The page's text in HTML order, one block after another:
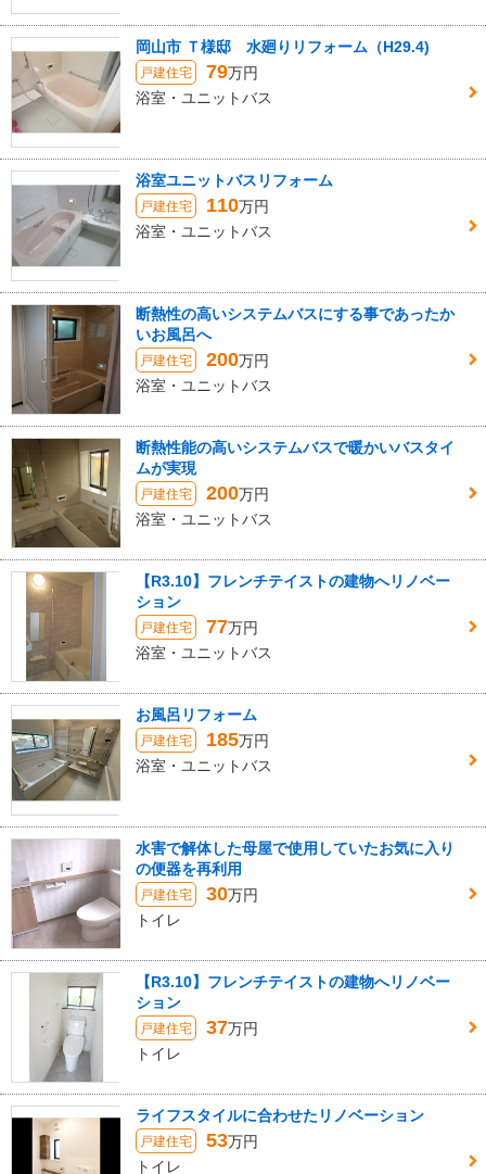
岡山市 Ｔ様邸 水廻りリフォーム（H29.4)
戸建住宅 79万円
浴室・ユニットバス
浴室ユニットバスリフォーム
戸建住宅 110万円
浴室・ユニットバス
断熱性の高いシステムバスにする事であったか
いお風呂へ
戸建住宅 200万円
浴室・ユニットバス
断熱性能の高いシステムバスで暖かいバスタイ
ムが実現
戸建住宅 200万円
浴室・ユニットバス
【R3.10】フレンチテイストの建物へリノベー
ション
戸建住宅 77万円
浴室・ユニットバス
お風呂リフォーム
戸建住宅 185万円
浴室・ユニットバス
水害で解体した母屋で使用していたお気に入り
の便器を再利用
戸建住宅 30万円
トイレ
【R3.10】フレンチテイストの建物へリノベー
ション
戸建住宅 37万円
トイレ
ライフスタイルに合わせたリノベーション
戸建住宅 53万円
トイレ